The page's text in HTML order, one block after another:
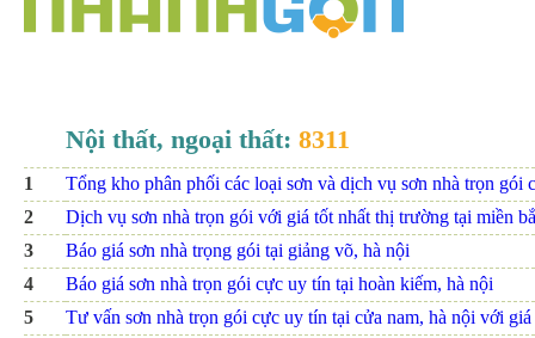
Nội thất, ngoại thất: 8311
1
Tổng kho phân phối các loại sơn và dịch vụ sơn nhà trọn gói
2
Dịch vụ sơn nhà trọn gói với giá tốt nhất thị trường tại miền
3
Báo giá sơn nhà trọng gói tại giảng võ, hà nội
4
Báo giá sơn nhà trọn gói cực uy tín tại hoàn kiếm, hà nội
5
Tư vấn sơn nhà trọn gói cực uy tín tại cửa nam, hà nội với